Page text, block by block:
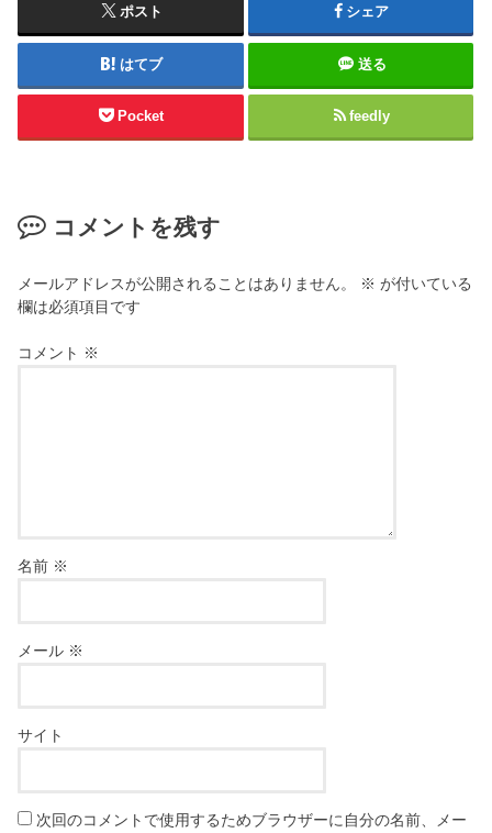
ポスト シェア
はてブ 送る
Pocket feedly
コメントを残す
メールアドレスが公開されることはありません。 ※ が付いている
欄は必須項目です
コメント ※
名前 ※
メール ※
サイト
次回のコメントで使用するためブラウザーに自分の名前、メー